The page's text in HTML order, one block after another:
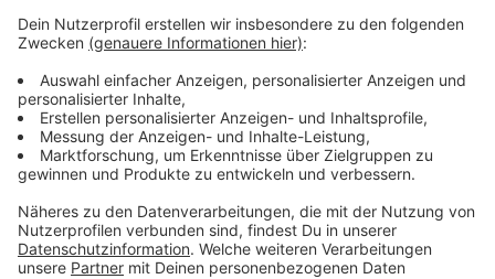
Mehr Meldungen von hier:
Anzeige
KiTa-Demo vor Leverkusener Rathaus
Kältegang sucht Vereinsheim in Leverkusen
Lärm in Leverkusen melden